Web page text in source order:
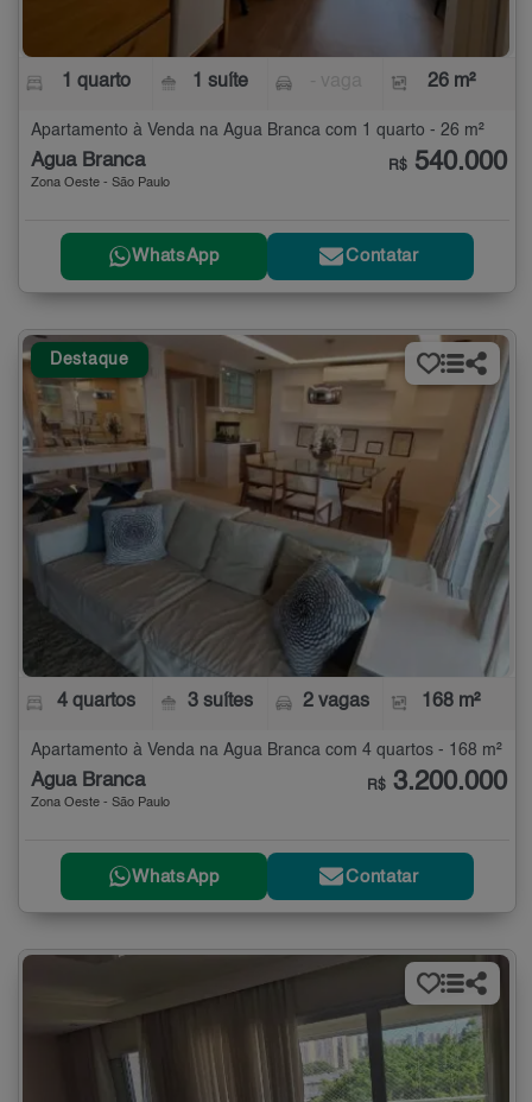
1 quarto 1 suíte 26 m²
Apartamento à Venda na Água Branca com 1 quarto - 26 m²
Água Branca
Zona Oeste - São Paulo
R$ 540.000
WhatsApp Contatar
Destaque
4 quartos 3 suítes 2 vagas 168 m²
Apartamento à Venda na Água Branca com 4 quartos - 168 m²
Água Branca
Zona Oeste - São Paulo
R$ 3.200.000
WhatsApp Contatar